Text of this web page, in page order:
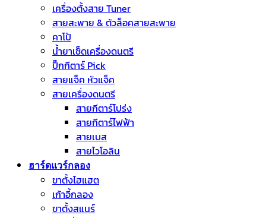
เครื่องตั้งสาย Tuner
สายสะพาย & ตัวล็อคสายสะพาย
คาโป้
น้ำยาเช็ดเครื่องดนตรี
ปิ๊กกีตาร์ Pick
สายแจ็ค หัวแจ็ค
สายเครื่องดนตรี
สายกีตาร์โปร่ง
สายกีตาร์ไฟฟ้า
สายเบส
สายไวโอลิน
ฮาร์ดแวร์กลอง
ขาตั้งไฮแฮต
เก้าอี้กลอง
ขาตั้งสแนร์